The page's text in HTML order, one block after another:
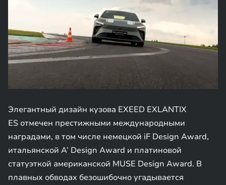
Элегантный дизайн кузова EXEED EXLANTIX
ES отмечен престижными международными
наградами, в том числе немецкой iF Design Award,
итальянской A’ Design Award и платиновой
статуэткой американской MUSE Design Award. В
плавных обводах безошибочно угадывается